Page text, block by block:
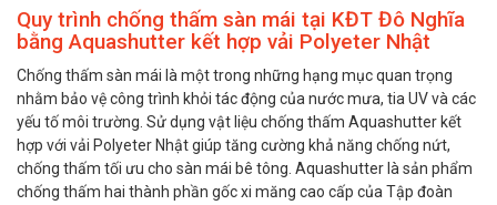
Quy trình chống thấm sàn mái tại KĐT Đô Nghĩa
bằng Aquashutter kết hợp vải Polyeter Nhật
Chống thấm sàn mái là một trong những hạng mục quan trọng
nhằm bảo vệ công trình khỏi tác động của nước mưa, tia UV và các
yếu tố môi trường. Sử dụng vật liệu chống thấm Aquashutter kết
hợp với vải Polyeter Nhật giúp tăng cường khả năng chống nứt,
chống thấm tối ưu cho sàn mái bê tông. Aquashutter là sản phẩm
chống thấm hai thành phần gốc xi măng cao cấp của Tập đoàn